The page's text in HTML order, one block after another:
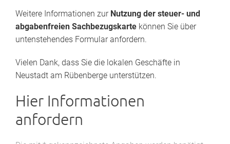
Weitere Informationen zur Nutzung der steuer- und
abgabenfreien Sachbezugskarte können Sie über
untenstehendes Formular anfordern.
Vielen Dank, dass Sie die lokalen Geschäfte in
Neustadt am Rübenberge unterstützen.
Hier Informationen
anfordern